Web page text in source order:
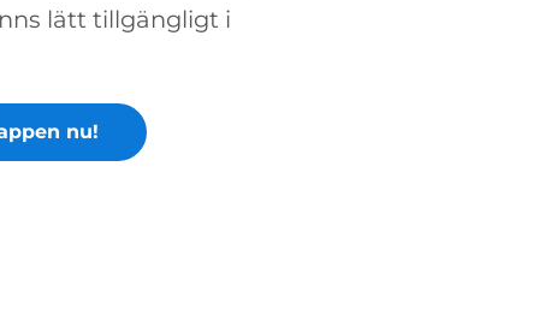
lätt tillgängligt i
nu!